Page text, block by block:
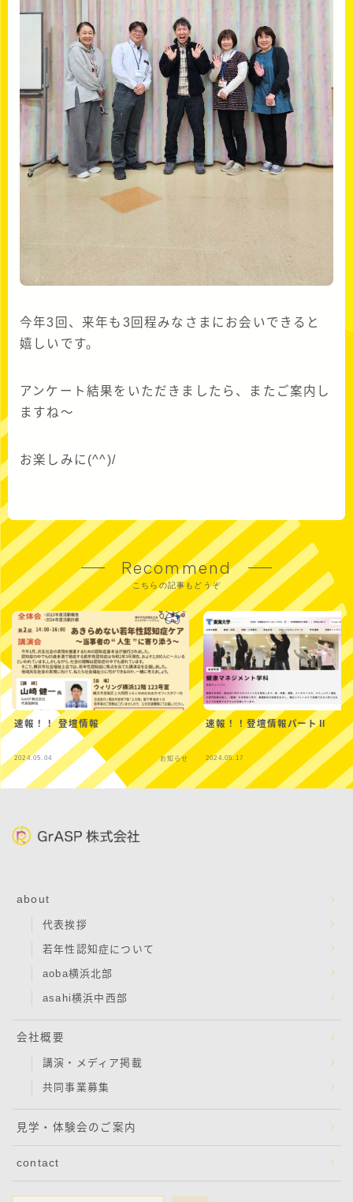
今年3回、来年も3回程みなさまにお会いできると
嬉しいです。
アンケート結果をいただきましたら、またご案内し
ますね～
お楽しみに(^^)/
Recommend
こちらの記事もどうぞ
速報！！ 登壇情報
2024.05.04 お知らせ
速報！！登壇情報パートⅡ
2024.05.17
about
代表挨拶
若年性認知症について
aoba横浜北部
asahi横浜中西部
会社概要
講演・メディア掲載
共同事業募集
見学・体験会のご案内
contact